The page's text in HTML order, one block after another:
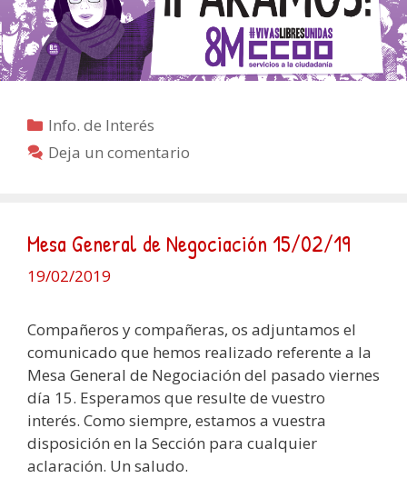
Categorías
Info. de Interés
Deja un comentario
Mesa General de Negociación 15/02/19
19/02/2019
Compañeros y compañeras, os adjuntamos el
comunicado que hemos realizado referente a la
Mesa General de Negociación del pasado viernes
día 15. Esperamos que resulte de vuestro
interés. Como siempre, estamos a vuestra
disposición en la Sección para cualquier
aclaración. Un saludo.